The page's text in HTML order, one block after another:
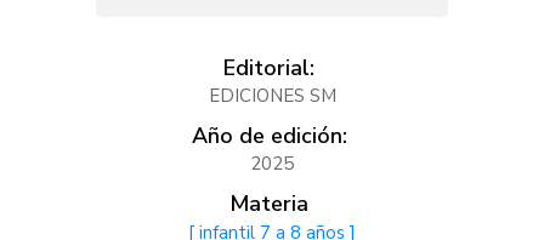
Editorial:
EDICIONES SM
Año de edición:
2025
Materia
[ infantil 7 a 8 años ]